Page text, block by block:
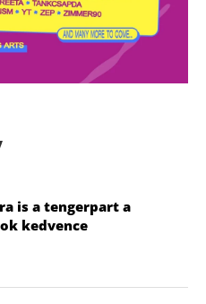
is a tengerpart a
kedvence